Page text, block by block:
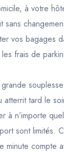
à votre
vos bagages
frais de
atterrit tard le
à n’importe
sont limités.
minute compte